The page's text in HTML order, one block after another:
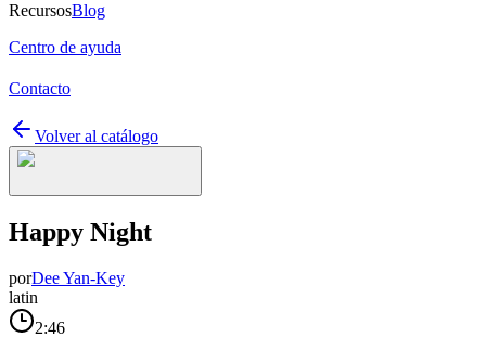
RecursosBlog
Centro de ayuda
Contacto
Volver al catálogo
Happy Night
porDee Yan-Key
latin
2:46